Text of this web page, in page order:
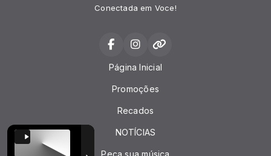
Conectada em Voce!
Página Inicial
Promoções
Recados
NOTÍCIAS
Peça sua música